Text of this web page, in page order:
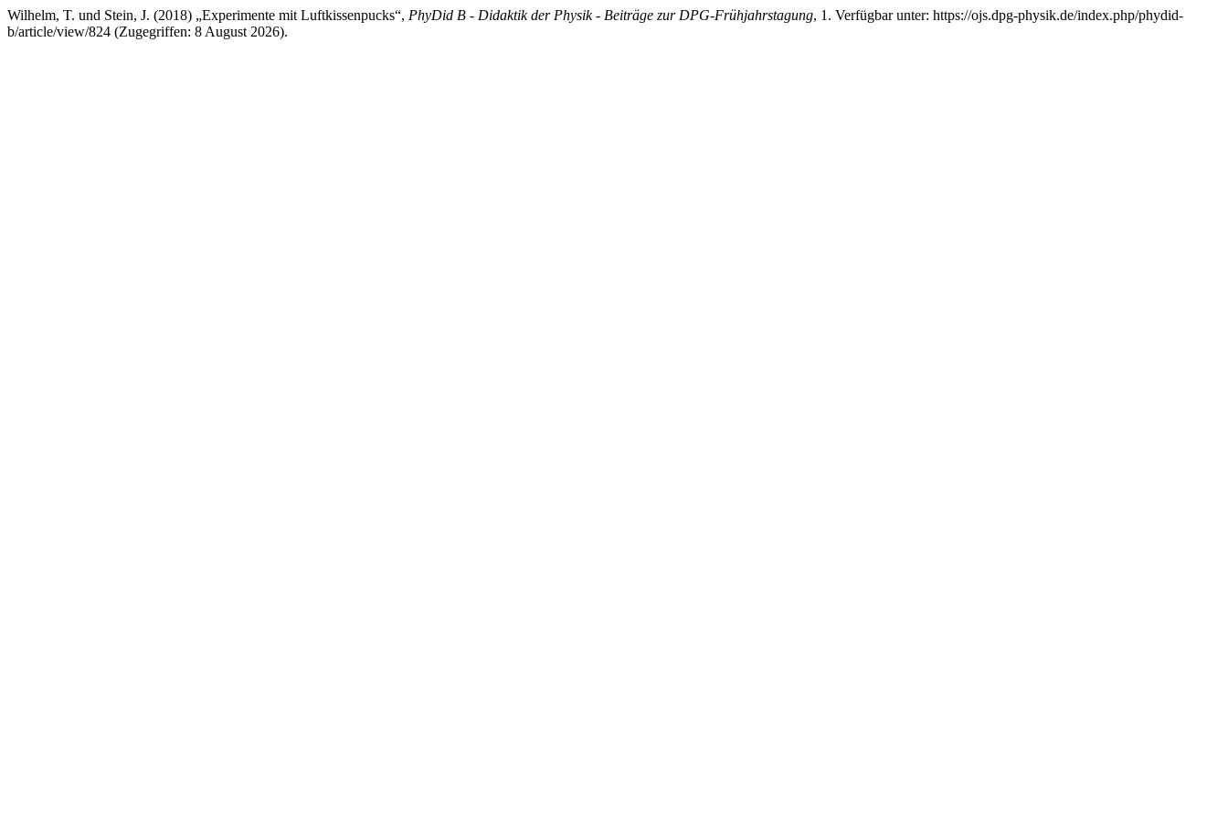
Wilhelm, T. und Stein, J. (2018) „Experimente mit Luftkissenpucks“, PhyDid B - Didaktik der Physik - Beiträge zur DPG-Frühjahrstagung, 1. Verfügbar unter: https://ojs.dpg-physik.de/index.php/phydid-
b/article/view/824 (Zugegriffen: 8 August 2026).